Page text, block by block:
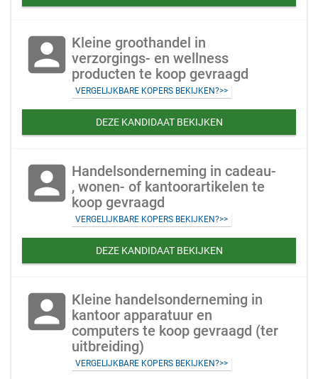
account_box Kleine groothandel in
verzorgings- en wellness
producten te koop gevraagd
VERGELIJKBARE KOPERS BEKIJKEN?>>
DEZE KANDIDAAT BEKIJKEN
account_box Handelsonderneming in cadeau-
, wonen- of kantoorartikelen te
koop gevraagd
VERGELIJKBARE KOPERS BEKIJKEN?>>
DEZE KANDIDAAT BEKIJKEN
account_box Kleine handelsonderneming in
kantoor apparatuur en
computers te koop gevraagd (ter
uitbreiding)
VERGELIJKBARE KOPERS BEKIJKEN?>>